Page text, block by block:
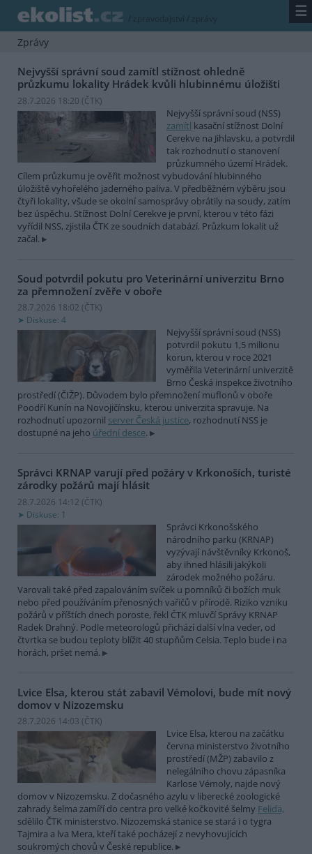
/ zpravodajství / zprávy ☰
Zprávy
Nejvyšší správní soud zamítl stížnost ohledně
průzkumu lokality Hrádek kvůli hlubinnému úložišti
28.7.2026 18:20 (ČTK)
Nejvyšší správní soud (NSS)
zamítl kasační stížnost Dolní
Cerekve na Jihlavsku, a potvrdil
tak rozhodnutí o stanovení
průzkumného území Hrádek.
Cílem průzkumu je ověřit možnost vybudování hlubinného
úložiště vyhořelého jaderného paliva. V předběžném výběru jsou
čtyři lokality, všude se okolní samosprávy obrátily na soudy, zatím
bez úspěchu. Stížnost Dolní Cerekve je první, kterou v této fázi
vyřídil NSS, zjistila ČTK ze soudních databází. Průzkum lokalit už
začal.
Soud potvrdil pokutu pro Veterinární univerzitu Brno
za přemnožení zvěře v oboře
28.7.2026 18:02 (ČTK)
Diskuse: 4
Nejvyšší správní soud (NSS)
potvrdil pokutu 1,5 milionu
korun, kterou v roce 2021
vyměřila Veterinární univerzitě
Brno Česká inspekce životního
prostředí (ČIŽP). Důvodem bylo přemnožení muflonů v oboře
Poodří Kunín na Novojičínsku, kterou univerzita spravuje. Na
rozhodnutí upozornil server Česká justice, rozhodnutí NSS je
dostupné na jeho úřední desce.
Správci KRNAP varují před požáry v Krkonoších, turisté
zárodky požárů mají hlásit
28.7.2026 14:12 (ČTK)
Diskuse: 1
Správci Krkonošského
národního parku (KRNAP)
vyzývají návštěvníky Krkonoš,
aby ihned hlásili jakýkoli
zárodek možného požáru.
Varovali také před zapalováním svíček u pomníků či božích muk
nebo před používáním přenosných vařičů v přírodě. Riziko vzniku
požárů v příštích dnech poroste, řekl ČTK mluvčí Správy KRNAP
Radek Drahný. Podle meteorologů přichází další vlna veder, od
čtvrtka se budou teploty blížit 40 stupňům Celsia. Teplo bude i na
horách, pršet nemá.
Lvice Elsa, kterou stát zabavil Vémolovi, bude mít nový
domov v Nizozemsku
28.7.2026 14:03 (ČTK)
Lvice Elsa, kterou na začátku
června ministerstvo životního
prostředí (MŽP) zabavilo z
nelegálního chovu zápasníka
Karlose Vémoly, najde nový
domov v Nizozemsku. Z dočasného azylu v liberecké zoologické
zahrady šelma zamíří do centra pro velké kočkovité šelmy Felida,
sdělilo ČTK ministerstvo. Nizozemská stanice se stará i o tygra
Tajmira a lva Mera, kteří také pocházejí z nevyhovujících
soukromých chovů v České republice.